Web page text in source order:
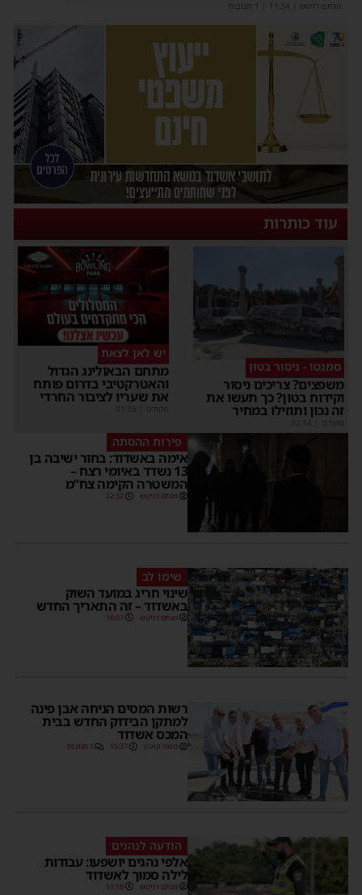
מנחם דויטש 11:34
עוד כותרות
סמנטו - ניסור בטון
משפצים? צריכים ניסור
וקידוח בטון? כך תעשו את
זה נכון ותוזילו במחיר
מקודם
יש לאן לצאת
מתחם הבאולינג הגדול
והאטרקטיבי בדרום פותח
את שעריו לציבור החרדי
מקודם
פירות ההסתה
אימה באשדוד: בחור ישיבה בן
13 נשדד באיומי רצח –
המשטרה הקימה צח”מ
מנחם דויטש 22:32
שימו לב
שינוי חריג במועד השוק
באשדוד – זה התאריך החדש
מנחם דויטש 16:07
רשות המסים הניחה אבן פינה
למתקן הבידוק החדש בבית
המכס אשדוד
משה קאהן 15:37 1 תגובות
הודעה לנהגים
אלפי נהגים יושפעו: עבודות
לילה סמוך לאשדוד
מנחם דויטש 11:10